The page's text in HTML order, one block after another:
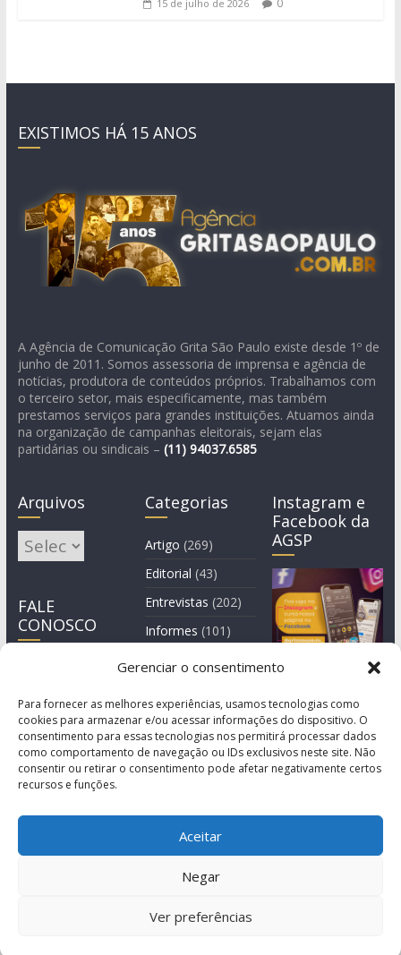
Gerenciar o consentimento
Para fornecer as melhores experiências, usamos tecnologias como
cookies para armazenar e/ou acessar informações do dispositivo. O
consentimento para essas tecnologias nos permitirá processar dados
como comportamento de navegação ou IDs exclusivos neste site. Não
consentir ou retirar o consentimento pode afetar negativamente certos
recursos e funções.
Aceitar
Negar
Ver preferências
15 de julho de 2026 0
EXISTIMOS HÁ 15 ANOS
A Agência de Comunicação Grita São Paulo existe desde 1º de
junho de 2011. Somos assessoria de imprensa e agência de
notícias, produtora de conteúdos próprios. Trabalhamos com
o terceiro setor, mais especificamente, mas também
prestamos serviços para grandes instituições. Atuamos ainda
na organização de campanhas eleitorais, sejam elas
partidárias ou sindicais – (11) 94037.6585
Arquivos
Arquivos
FALE
CONOSCO
Categorias
Artigo (269)
Editorial (43)
Entrevistas (202)
Informes (101)
Instagram e
Facebook da
AGSP
© Copyright 2011-2026
Agência de Comunicação Grita São Paulo